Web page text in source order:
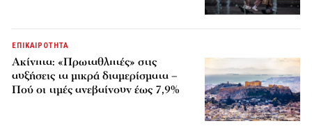
ΕΠΙΚΑΙΡΟΤΗΤΑ
Ακίνητα: «Πρωταθλητές» στις
αυξήσεις τα μικρά διαμερίσματα –
Πού οι τιμές ανεβαίνουν έως 7,9%